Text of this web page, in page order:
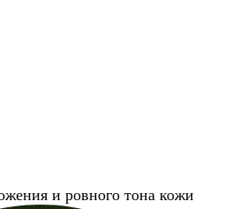
и ровного тона кожи